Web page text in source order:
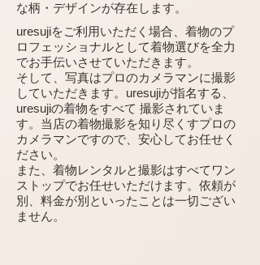
な柄・デザインが存在します。
uresujiをご利用いただく場合、着物のプ
ロフェッショナルとして着物選びを全力
でお手伝いさせていただきます。
そして、写真はプロのカメラマンに撮影
していただきます。uresujiが指名する、
uresujiの着物をすべて 撮影されていま
す。当店の着物撮影を知り尽くすプロの
カメラマンですので、安心してお任せく
ださい。
また、着物レンタルと撮影はすべてワン
ストップでお任せいただけます。依頼が
別、料金が別といったことは一切ござい
ません。